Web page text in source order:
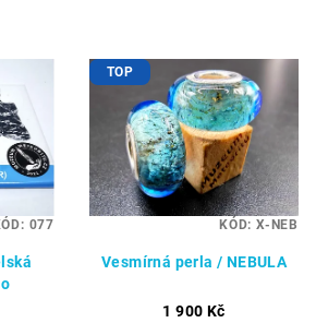
077
TOP
Vesmírná perla / NEBULA
1 900 Kč
KÓD: X-NEB